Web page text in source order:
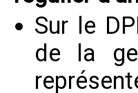
Sur le
de la